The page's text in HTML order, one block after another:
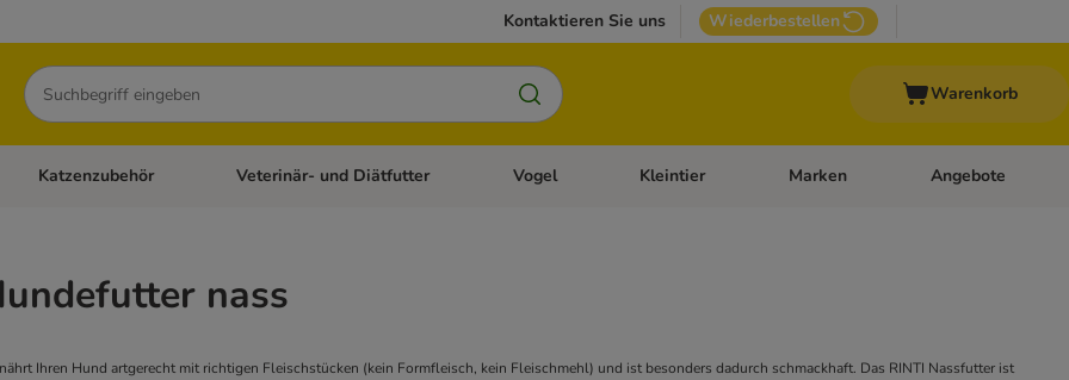
Kontaktieren Sie uns Wiederbestellen
Suchen
Warenkorb
Hundezubehör
Kategorie-Menü öffnen: Katzenfutter
Katzenzubehör Kategorie-Menü öffnen: Katzenzubehör
Veterinär- und Diätfutter Kategorie-Menü öffnen: Veterinär- und Diätfutter
Vogel Kategorie-Menü öffnen: Vogel
Kleintier Kategorie-Menü öffnen: Kleintier
Marken Kategorie-Menü
Angebote
nass
Ihren Hund artgerecht mit richtigen Fleischstücken (kein Formfleisch, kein Fleischmehl) und ist besonders dadurch schmackhaft. Das RINTI Nassfutter ist